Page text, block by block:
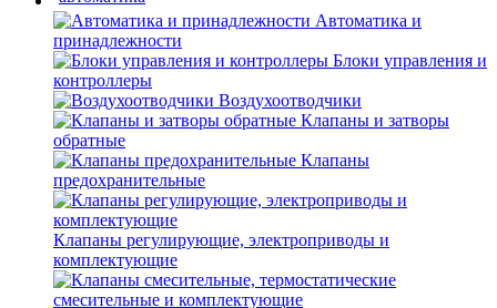
Автоматика и
принадлежности
Блоки управления и
контроллеры
Воздухоотводчики
Клапаны и затворы
обратные
Клапаны
предохранительные
Клапаны регулирующие, электроприводы и
комплектующие